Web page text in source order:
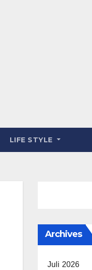
LIFE STYLE
Archives
Juli 2026